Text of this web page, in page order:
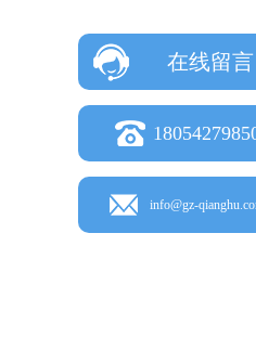
在线留言
info@gz-